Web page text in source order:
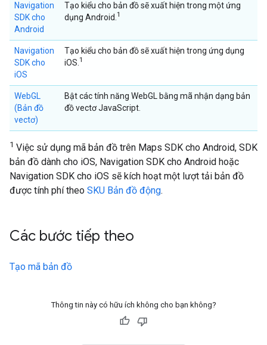
Navigation
SDK cho
Android
Tạo kiểu cho bản đồ sẽ xuất hiện trong một ứng
dụng Android. 1
Navigation
SDK cho
iOS
Tạo kiểu cho bản đồ sẽ xuất hiện trong ứng dụng
iOS. 1
WebGL
(Bản đồ
vectơ)
Bật các tính năng WebGL bằng mã nhận dạng bản
đồ vectơ JavaScript.
1 Việc sử dụng mã bản đồ trên Maps SDK cho Android, SDK
bản đồ dành cho iOS, Navigation SDK cho Android hoặc
Navigation SDK cho iOS sẽ kích hoạt một lượt tải bản đồ
được tính phí theo SKU Bản đồ động.
Các bước tiếp theo
Tạo mã bản đồ
Thông tin này có hữu ích không cho bạn không?